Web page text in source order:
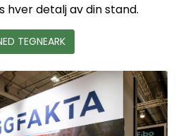
hver detalj av din stand.
TEGNEARK